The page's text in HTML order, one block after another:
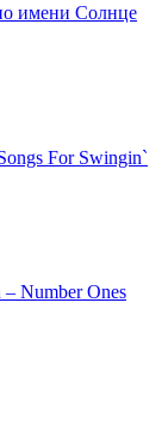
имени Солнце
For Swingin`
Number Ones